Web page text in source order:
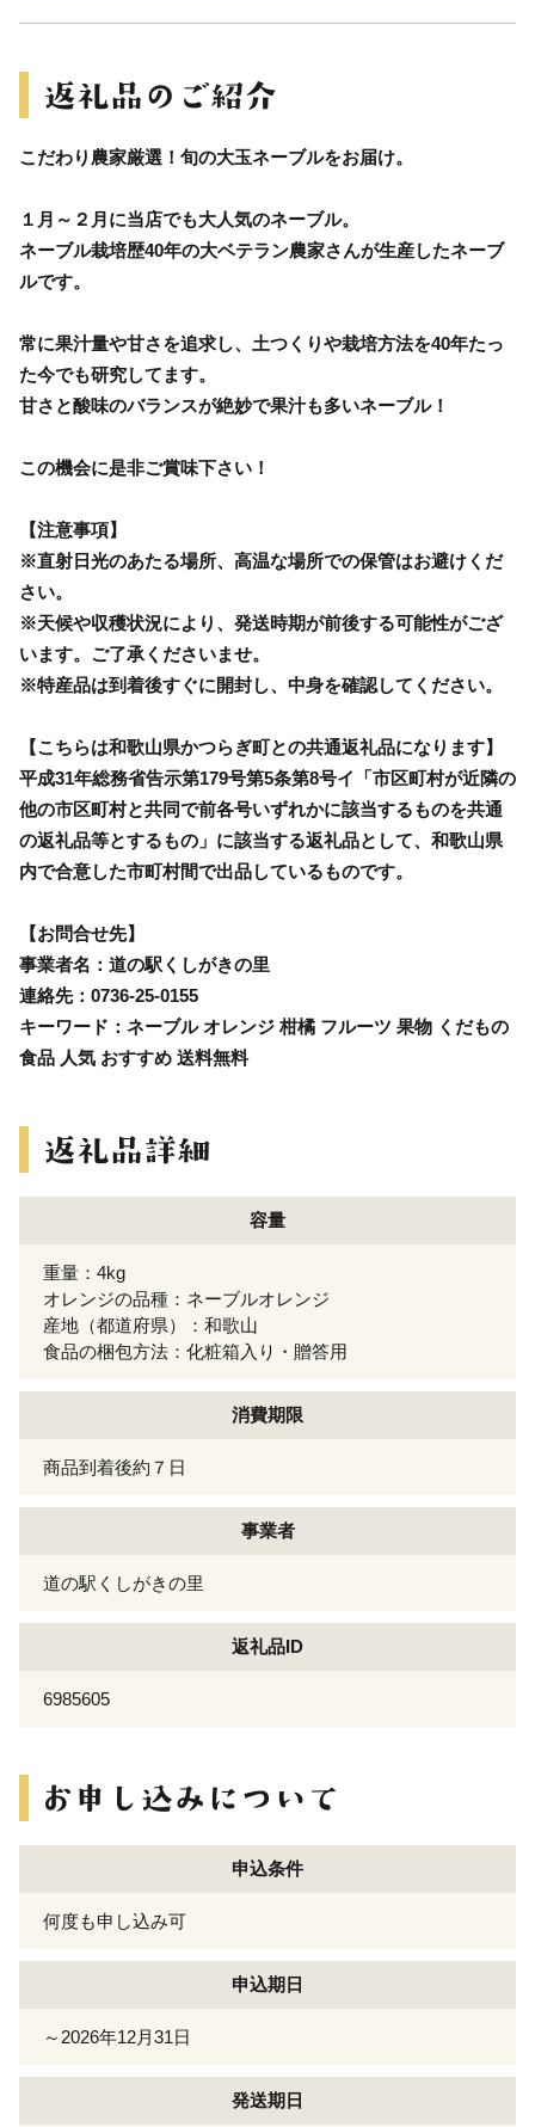
こだわり農家厳選！旬の大玉ネーブルをお届け。
１月～２月に当店でも大人気のネーブル。
ネーブル栽培歴40年の大ベテラン農家さんが生産したネーブ
ルです。
常に果汁量や甘さを追求し、土つくりや栽培方法を40年たっ
た今でも研究してます。
甘さと酸味のバランスが絶妙で果汁も多いネーブル！
この機会に是非ご賞味下さい！
【注意事項】
※直射日光のあたる場所、高温な場所での保管はお避けくだ
さい。
※天候や収穫状況により、発送時期が前後する可能性がござ
います。ご了承くださいませ。
※特産品は到着後すぐに開封し、中身を確認してください。
【こちらは和歌山県かつらぎ町との共通返礼品になります】
平成31年総務省告示第179号第5条第8号イ「市区町村が近隣の
他の市区町村と共同で前各号いずれかに該当するものを共通
の返礼品等とするもの」に該当する返礼品として、和歌山県
内で合意した市町村間で出品しているものです。
【お問合せ先】
事業者名：道の駅くしがきの里
連絡先：0736-25-0155
キーワード：ネーブル オレンジ 柑橘 フルーツ 果物 くだもの
食品 人気 おすすめ 送料無料
容量
重量：4kg
オレンジの品種：ネーブルオレンジ
産地（都道府県）：和歌山
食品の梱包方法：化粧箱入り・贈答用
消費期限
商品到着後約７日
事業者
道の駅くしがきの里
返礼品ID
6985605
申込条件
何度も申し込み可
申込期日
～2026年12月31日
発送期日